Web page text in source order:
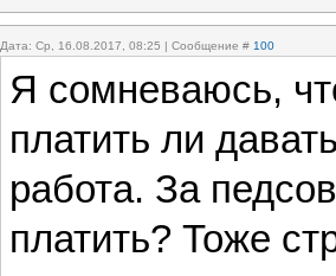
Дата: Ср, 16.08.2017, 08:25 | Сообщение # 100
Я сомневаюсь,
платить ли
работа. За
платить? Тоже